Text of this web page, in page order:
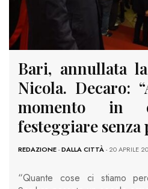
Bari, annullata
Nicola. Decaro:
momento in
festeggiare senza
REDAZIONE-DALLA CITTÀ- 20 APRILE
“Quante cose ci stiamo